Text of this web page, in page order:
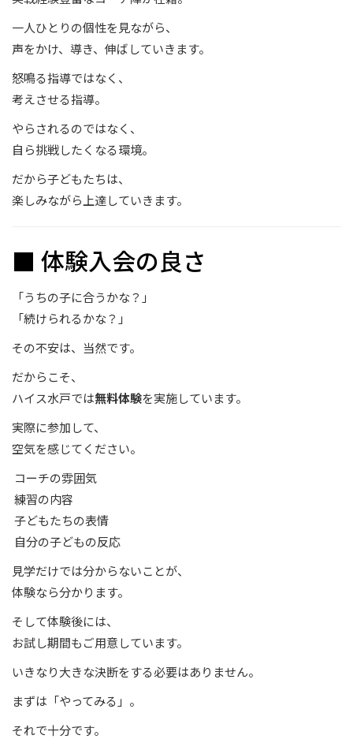
一人ひとりの個性を見ながら、
声をかけ、導き、伸ばしていきます。
怒鳴る指導ではなく、
考えさせる指導。
やらされるのではなく、
自ら挑戦したくなる環境。
だから子どもたちは、
楽しみながら上達していきます。
■ 体験入会の良さ
「うちの子に合うかな？」
「続けられるかな？」
その不安は、当然です。
だからこそ、
ハイス水戸では無料体験を実施しています。
実際に参加して、
空気を感じてください。
コーチの雰囲気
練習の内容
子どもたちの表情
自分の子どもの反応
見学だけでは分からないことが、
体験なら分かります。
そして体験後には、
お試し期間もご用意しています。
いきなり大きな決断をする必要はありません。
まずは「やってみる」。
それで十分です。